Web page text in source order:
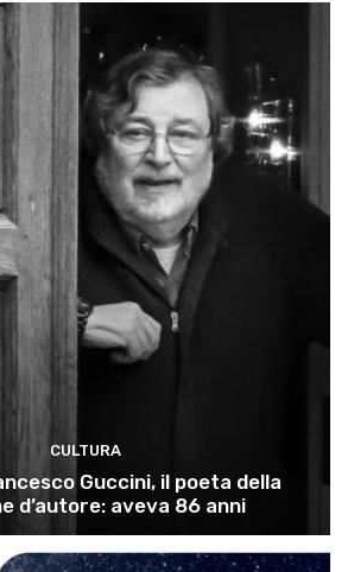
CULTURA
Guccini, il poeta della
d’autore: aveva 86 anni